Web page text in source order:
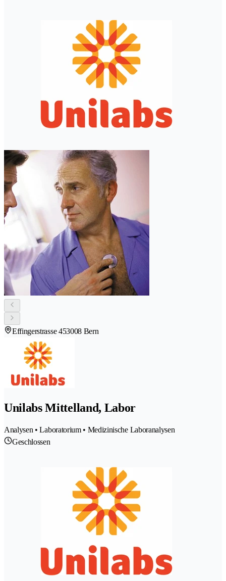
Effingerstrasse 453008 Bern
Unilabs Mittelland, Labor
Analysen • Laboratorium • Medizinische Laboranalysen
Geschlossen